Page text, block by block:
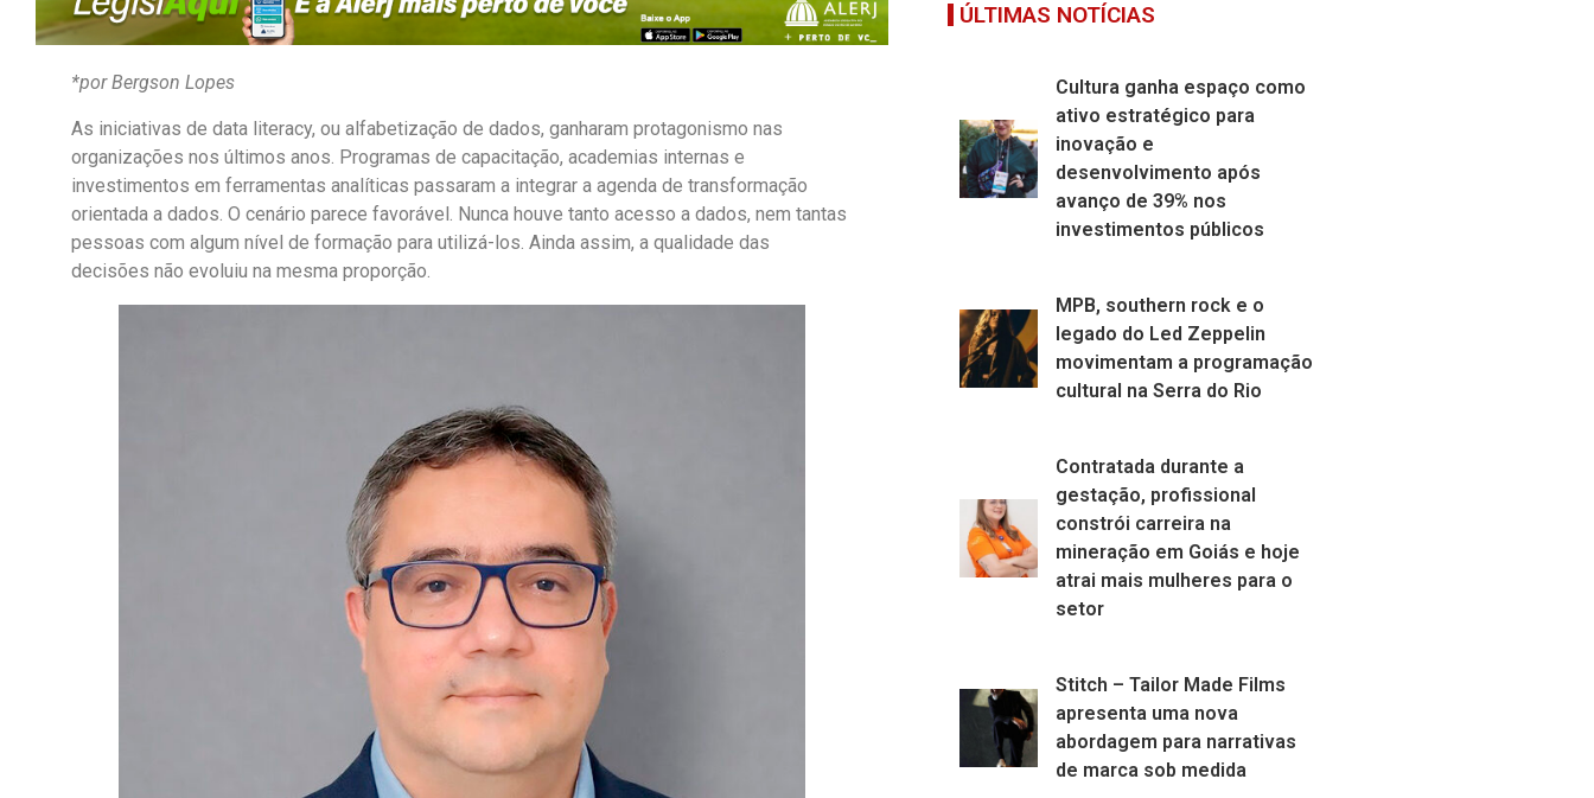
*por Bergson Lopes
As iniciativas de data literacy, ou alfabetização de dados, ganharam protagonismo nas
organizações nos últimos anos. Programas de capacitação, academias internas e
investimentos em ferramentas analíticas passaram a integrar a agenda de transformação
orientada a dados. O cenário parece favorável. Nunca houve tanto acesso a dados, nem tantas
pessoas com algum nível de formação para utilizá-los. Ainda assim, a qualidade das
decisões não evoluiu na mesma proporção.
ÚLTIMAS NOTÍCIAS
Cultura ganha espaço como
ativo estratégico para
inovação e
desenvolvimento após
avanço de 39% nos
investimentos públicos
MPB, southern rock e o
legado do Led Zeppelin
movimentam a programação
cultural na Serra do Rio
Contratada durante a
gestação, profissional
constrói carreira na
mineração em Goiás e hoje
atrai mais mulheres para o
setor
Stitch – Tailor Made Films
apresenta uma nova
abordagem para narrativas
de marca sob medida